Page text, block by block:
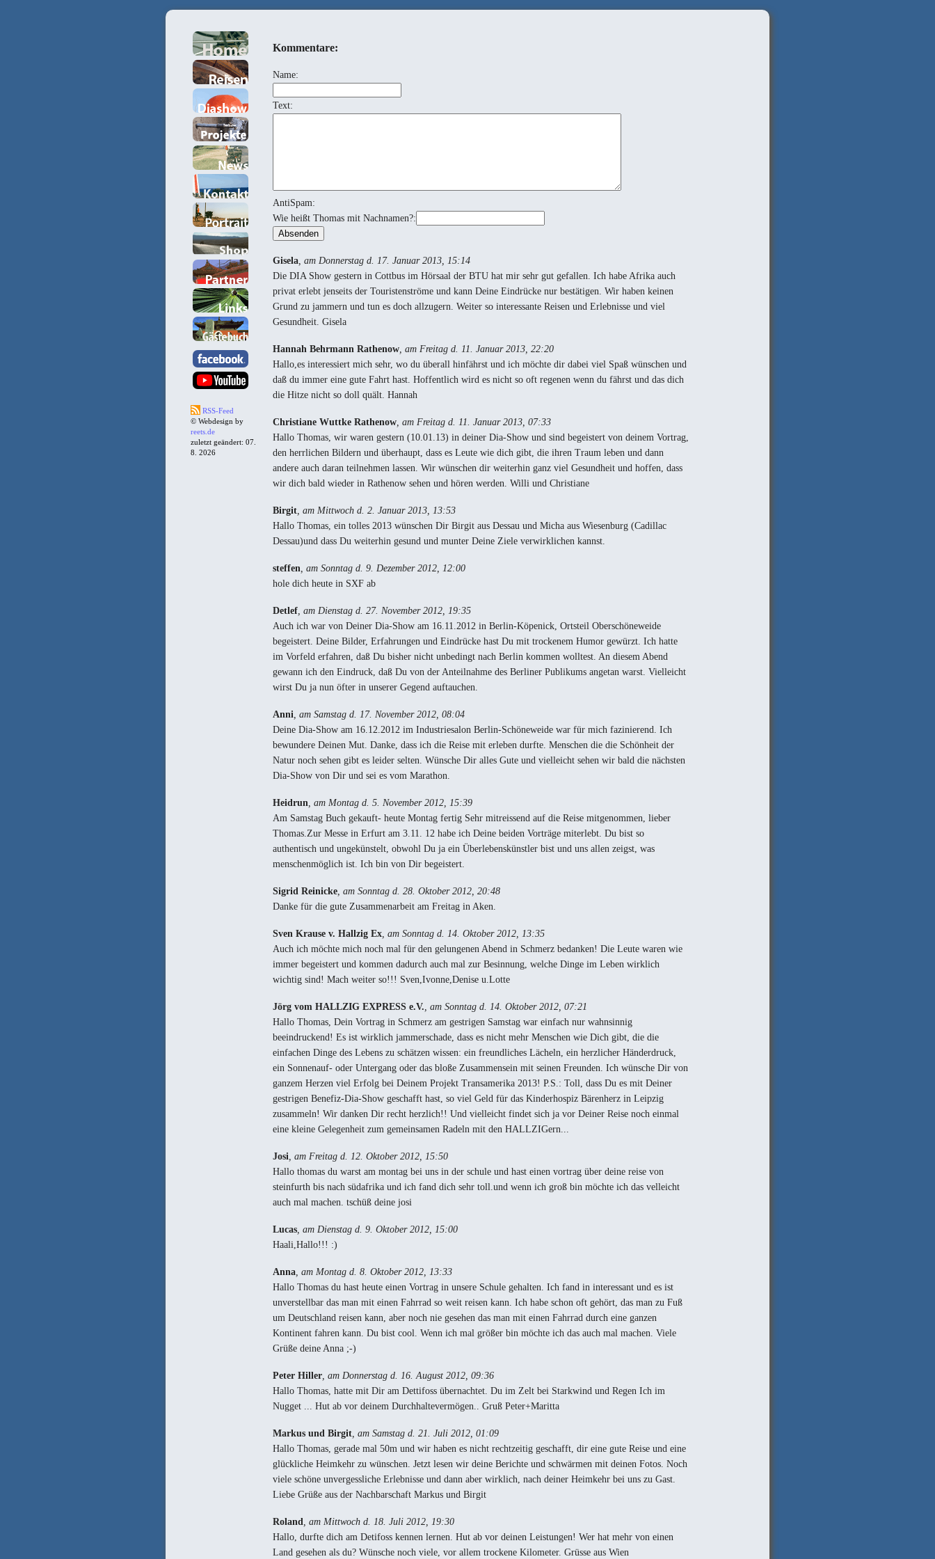
RSS-Feed
© Webdesign by
reets.de
zuletzt geändert: 07.
8. 2026
Kommentare:
Name:
Text:
AntiSpam:
Wie heißt Thomas mit Nachnamen?:
Gisela , am Donnerstag d. 17. Januar 2013, 15:14
Die DIA Show gestern in Cottbus im Hörsaal der BTU hat mir sehr gut gefallen. Ich habe Afrika auch
privat erlebt jenseits der Touristenströme und kann Deine Eindrücke nur bestätigen. Wir haben keinen
Grund zu jammern und tun es doch allzugern. Weiter so interessante Reisen und Erlebnisse und viel
Gesundheit. Gisela
Hannah Behrmann Rathenow , am Freitag d. 11. Januar 2013, 22:20
Hallo,es interessiert mich sehr, wo du überall hinfährst und ich möchte dir dabei viel Spaß wünschen und
daß du immer eine gute Fahrt hast. Hoffentlich wird es nicht so oft regenen wenn du fährst und das dich
die Hitze nicht so doll quält. Hannah
Christiane Wuttke Rathenow , am Freitag d. 11. Januar 2013, 07:33
Hallo Thomas, wir waren gestern (10.01.13) in deiner Dia-Show und sind begeistert von deinem Vortrag,
den herrlichen Bildern und überhaupt, dass es Leute wie dich gibt, die ihren Traum leben und dann
andere auch daran teilnehmen lassen. Wir wünschen dir weiterhin ganz viel Gesundheit und hoffen, dass
wir dich bald wieder in Rathenow sehen und hören werden. Willi und Christiane
Birgit , am Mittwoch d. 2. Januar 2013, 13:53
Hallo Thomas, ein tolles 2013 wünschen Dir Birgit aus Dessau und Micha aus Wiesenburg (Cadillac
Dessau)und dass Du weiterhin gesund und munter Deine Ziele verwirklichen kannst.
steffen , am Sonntag d. 9. Dezember 2012, 12:00
hole dich heute in SXF ab
Detlef , am Dienstag d. 27. November 2012, 19:35
Auch ich war von Deiner Dia-Show am 16.11.2012 in Berlin-Köpenick, Ortsteil Oberschöneweide
begeistert. Deine Bilder, Erfahrungen und Eindrücke hast Du mit trockenem Humor gewürzt. Ich hatte
im Vorfeld erfahren, daß Du bisher nicht unbedingt nach Berlin kommen wolltest. An diesem Abend
gewann ich den Eindruck, daß Du von der Anteilnahme des Berliner Publikums angetan warst. Vielleicht
wirst Du ja nun öfter in unserer Gegend auftauchen.
Anni , am Samstag d. 17. November 2012, 08:04
Deine Dia-Show am 16.12.2012 im Industriesalon Berlin-Schöneweide war für mich fazinierend. Ich
bewundere Deinen Mut. Danke, dass ich die Reise mit erleben durfte. Menschen die die Schönheit der
Natur noch sehen gibt es leider selten. Wünsche Dir alles Gute und vielleicht sehen wir bald die nächsten
Dia-Show von Dir und sei es vom Marathon.
Heidrun , am Montag d. 5. November 2012, 15:39
Am Samstag Buch gekauft- heute Montag fertig Sehr mitreissend auf die Reise mitgenommen, lieber
Thomas.Zur Messe in Erfurt am 3.11. 12 habe ich Deine beiden Vorträge miterlebt. Du bist so
authentisch und ungekünstelt, obwohl Du ja ein Überlebenskünstler bist und uns allen zeigst, was
menschenmöglich ist. Ich bin von Dir begeistert.
Sigrid Reinicke , am Sonntag d. 28. Oktober 2012, 20:48
Danke für die gute Zusammenarbeit am Freitag in Aken.
Sven Krause v. Hallzig Ex , am Sonntag d. 14. Oktober 2012, 13:35
Auch ich möchte mich noch mal für den gelungenen Abend in Schmerz bedanken! Die Leute waren wie
immer begeistert und kommen dadurch auch mal zur Besinnung, welche Dinge im Leben wirklich
wichtig sind! Mach weiter so!!! Sven,Ivonne,Denise u.Lotte
Jörg vom HALLZIG EXPRESS e.V. , am Sonntag d. 14. Oktober 2012, 07:21
Hallo Thomas, Dein Vortrag in Schmerz am gestrigen Samstag war einfach nur wahnsinnig
beeindruckend! Es ist wirklich jammerschade, dass es nicht mehr Menschen wie Dich gibt, die die
einfachen Dinge des Lebens zu schätzen wissen: ein freundliches Lächeln, ein herzlicher Händerdruck,
ein Sonnenauf- oder Untergang oder das bloße Zusammensein mit seinen Freunden. Ich wünsche Dir von
ganzem Herzen viel Erfolg bei Deinem Projekt Transamerika 2013! P.S.: Toll, dass Du es mit Deiner
gestrigen Benefiz-Dia-Show geschafft hast, so viel Geld für das Kinderhospiz Bärenherz in Leipzig
zusammeln! Wir danken Dir recht herzlich!! Und vielleicht findet sich ja vor Deiner Reise noch einmal
eine kleine Gelegenheit zum gemeinsamen Radeln mit den HALLZIGern...
Josi , am Freitag d. 12. Oktober 2012, 15:50
Hallo thomas du warst am montag bei uns in der schule und hast einen vortrag über deine reise von
steinfurth bis nach südafrika und ich fand dich sehr toll.und wenn ich groß bin möchte ich das velleicht
auch mal machen. tschüß deine josi
Lucas , am Dienstag d. 9. Oktober 2012, 15:00
Haali,Hallo!!! :)
Anna , am Montag d. 8. Oktober 2012, 13:33
Hallo Thomas du hast heute einen Vortrag in unsere Schule gehalten. Ich fand in interessant und es ist
unverstellbar das man mit einen Fahrrad so weit reisen kann. Ich habe schon oft gehört, das man zu Fuß
um Deutschland reisen kann, aber noch nie gesehen das man mit einen Fahrrad durch eine ganzen
Kontinent fahren kann. Du bist cool. Wenn ich mal größer bin möchte ich das auch mal machen. Viele
Grüße deine Anna ;-)
Peter Hiller , am Donnerstag d. 16. August 2012, 09:36
Hallo Thomas, hatte mit Dir am Dettifoss übernachtet. Du im Zelt bei Starkwind und Regen Ich im
Nugget ... Hut ab vor deinem Durchhaltevermögen.. Gruß Peter+Maritta
Markus und Birgit , am Samstag d. 21. Juli 2012, 01:09
Hallo Thomas, gerade mal 50m und wir haben es nicht rechtzeitig geschafft, dir eine gute Reise und eine
glückliche Heimkehr zu wünschen. Jetzt lesen wir deine Berichte und schwärmen mit deinen Fotos. Noch
viele schöne unvergessliche Erlebnisse und dann aber wirklich, nach deiner Heimkehr bei uns zu Gast.
Liebe Grüße aus der Nachbarschaft Markus und Birgit
Roland
, am Mittwoch d. 18. Juli 2012, 19:30
Hallo, durfte dich am Detifoss kennen lernen. Hut ab vor deinen Leistungen! Wer hat mehr von einen
Land gesehen als du? Wünsche noch viele, vor allem trockene Kilometer. Grüsse aus Wien